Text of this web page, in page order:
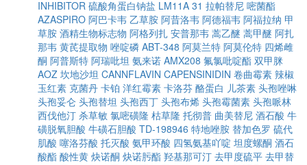
INHIBITOR 硫酸角蛋白钠盐 LM11A 31 拉帕替尼 嘧菌酯
AZASPIRO 阿巴卡韦 乙草胺 阿昔洛韦 阿德福韦 阿福拉纳 甲
草胺 酒精生物标志物 阿格列扎 安普那韦 蒿乙醚 蒿甲醚 阿扎
那韦 黄芪提取物 唑啶磷 ABT-348 阿莫兰特 阿莫伦特 四烯雌
酮 阿普斯特 阿瑞吡坦 氨来诺 AMX208 氟氯吡啶酯 双甲脒
AOZ 坎地沙坦 CANNFLAVIN CAPENSINIDIN 卷曲霉素 辣椒
玉红素 克菌丹 卡铂 洋红霉素 卡洛芬 酪蛋白 儿茶素 头孢唑啉
头孢妥仑 头孢替坦 头孢西丁 头孢布烯 头孢霉菌素 头孢哌林
西伐他汀 杀草敏 氯嘧磺隆 枯草隆 托彻普 曲美替尼 酒石酸 牛
磺脱氧胆酸 牛磺石胆酸 TD-198946 特地唑胺 替加色罗 硫代
肌酸 噻洛芬酸 托灭酸 氨甲环酸 四氢氨基吖啶 坦度螺酮 酒石
酸酯 酸性黄 炔诺酮 炔诺肟酯 羟基那可汀 去甲度硫平 去甲替